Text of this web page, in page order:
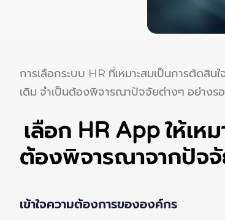
การเลือกระบบ HR ที่เหมาะสมเป็นการตัดสิ
เดิม จำเป็นต้องพิจารณาปัจจัยต่างๆ อย่างร
เลือก HR App ให้เ
ต้องพิจารณาจากปัจ
เข้าใจความต้องการขององค์กร